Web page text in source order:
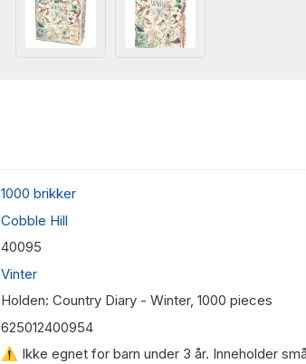
1000 brikker
Cobble Hill
40095
Vinter
Holden: Country Diary - Winter, 1000 pieces
625012400954
⚠ Ikke egnet for barn under 3 år. Inneholder